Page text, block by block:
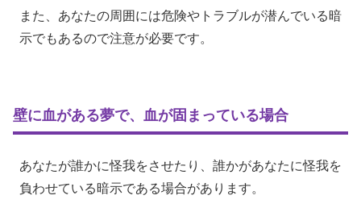
また、あなたの周囲には危険やトラブルが潜んでいる暗
示でもあるので注意が必要です。
壁に血がある夢で、血が固まっている場合
あなたが誰かに怪我をさせたり、誰かがあなたに怪我を
負わせている暗示である場合があります。